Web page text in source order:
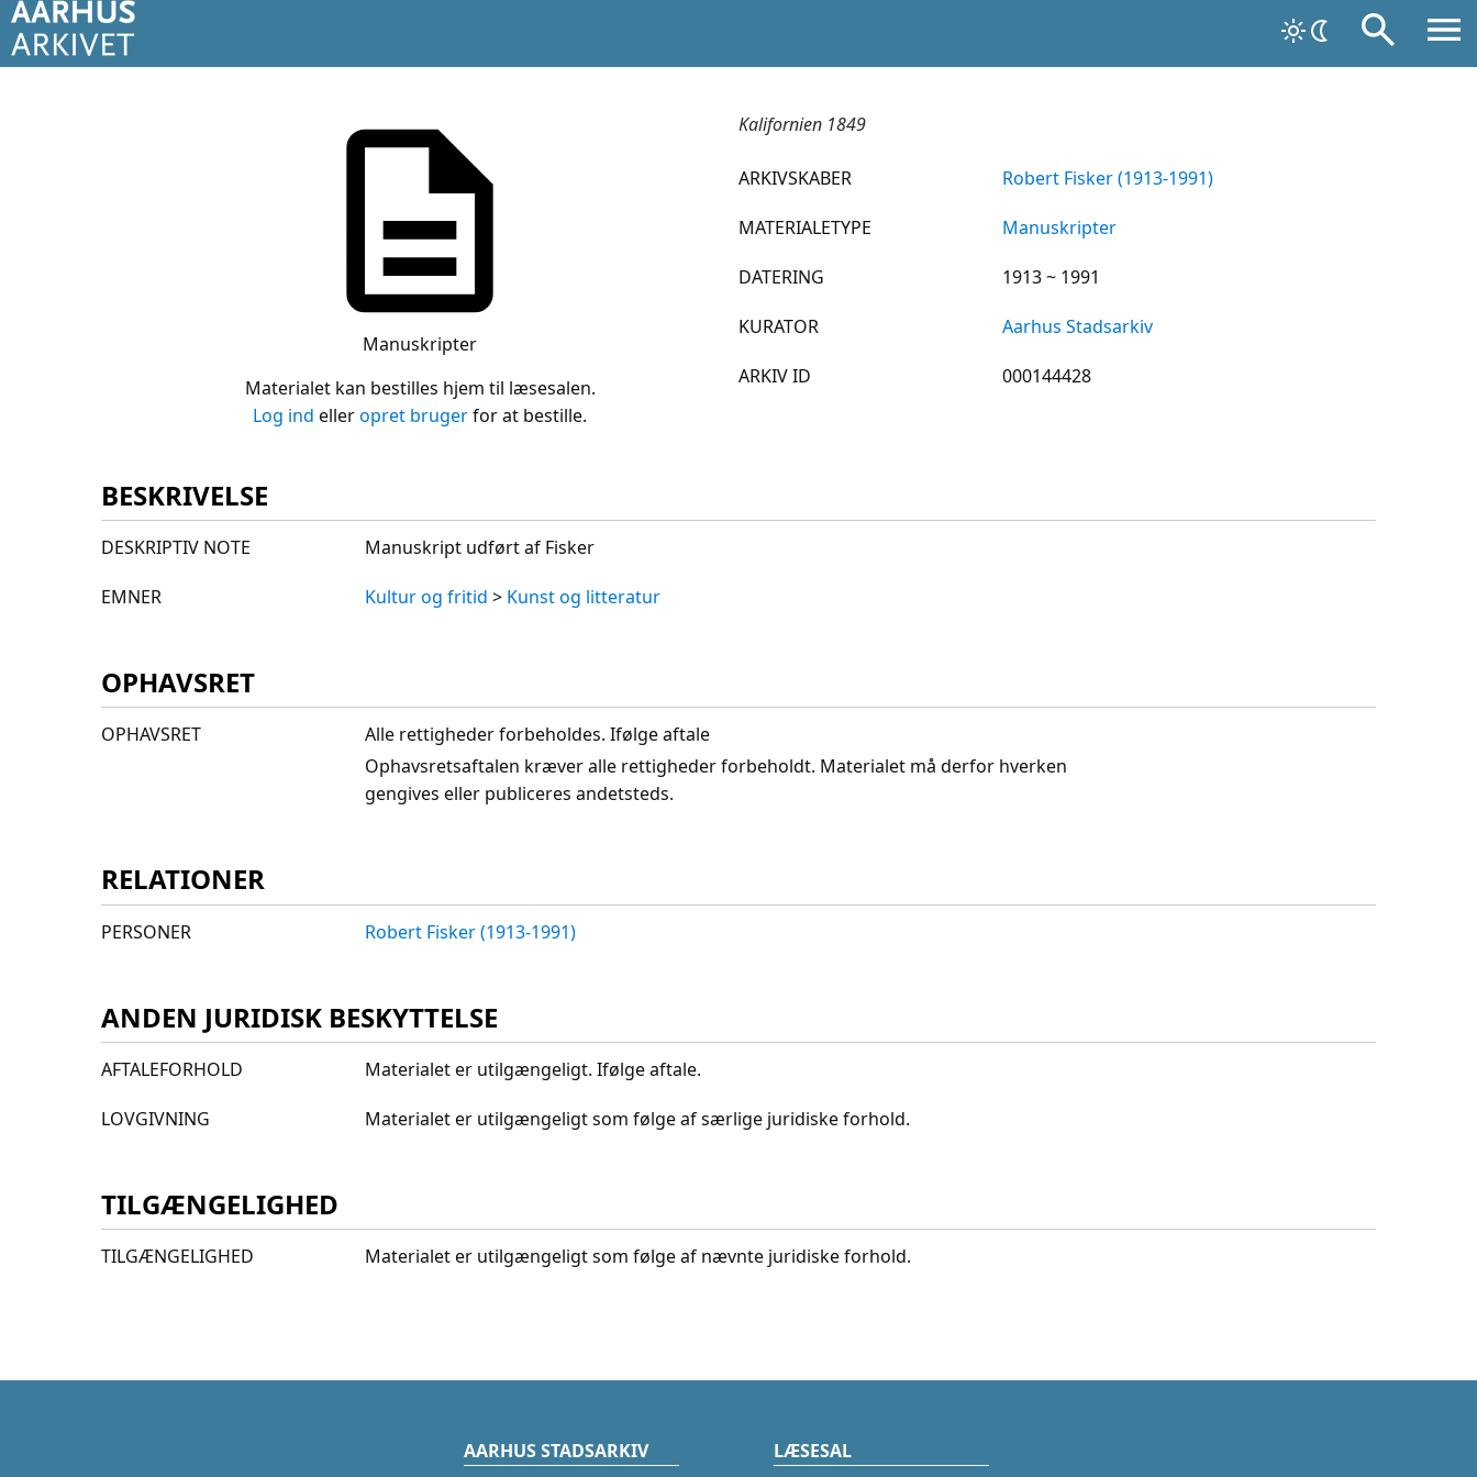
Manuskripter
Materialet kan bestilles hjem til læsesalen.
Log ind elleropret brugerfor at bestille.
Kalifornien 1849
ARKIVSKABER Robert Fisker (1913-1991)
MATERIALETYPE Manuskripter
DATERING 1913 ~ 1991
KURATOR Aarhus Stadsarkiv
ARKIV ID 000144428
BESKRIVELSE
DESKRIPTIV NOTE Manuskript udført af Fisker
EMNER Kultur og fritid > Kunst og litteratur
OPHAVSRET
OPHAVSRET
Alle rettigheder forbeholdes. Ifølge aftale
Ophavsretsaftalen kræver alle rettigheder forbeholdt. Materialet må derfor hverken
gengives eller publiceres andetsteds.
RELATIONER
PERSONER Robert Fisker (1913-1991)
ANDEN JURIDISK BESKYTTELSE
AFTALEFORHOLD Materialet er utilgængeligt. Ifølge aftale.
LOVGIVNING Materialet er utilgængeligt som følge af særlige juridiske forhold.
TILGÆNGELIGHED
TILGÆNGELIGHED Materialet er utilgængeligt som følge af nævnte juridiske forhold.
AARHUS STADSARKIV LÆSESAL